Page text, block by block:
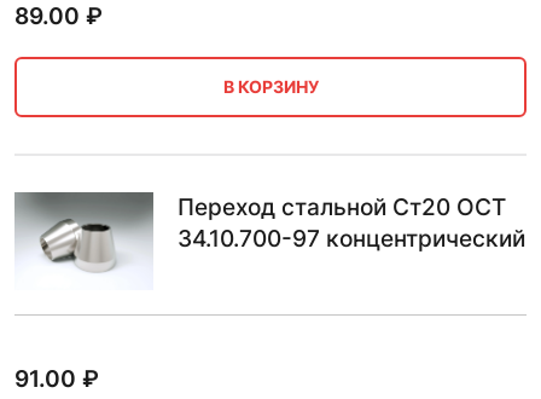
89.00 ₽
В КОРЗИНУ
Переход стальной Ст20 ОСТ
34.10.700-97 концентрический
91.00 ₽